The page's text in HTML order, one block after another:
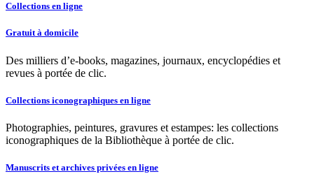
Collections en ligne
Gratuit à domicile
Des milliers d’e-books, magazines, journaux, encyclopédies et
revues à portée de clic.
Collections iconographiques en ligne
Photographies, peintures, gravures et estampes: les collections
iconographiques de la Bibliothèque à portée de clic.
Manuscrits et archives privées en ligne